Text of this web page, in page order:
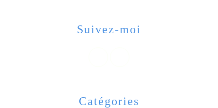
Catégories
Suivez-moi